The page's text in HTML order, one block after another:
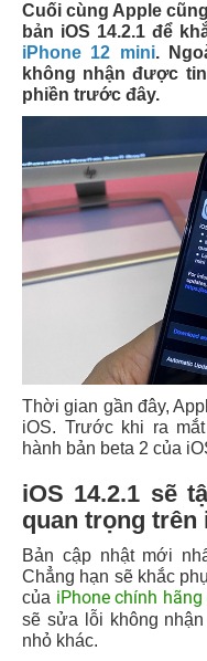
Cuối cùng Apple
bản iOS 14.2.1 để
iPhone 12 mini.
không nhận được
phiền trước đây.
Thời gian gần đây,
iOS. Trước khi ra
hành bản beta 2 của
iOS 14.2.1 sẽ
quan trọng trên
Bản cập nhật mới
Chẳng hạn sẽ khắc
của iPhone chính hãng
sẽ sửa lỗi không
nhỏ khác.